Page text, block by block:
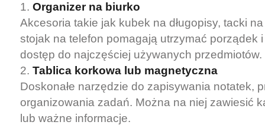
Organizer na biurko
Akcesoria takie jak kubek na długopisy, tacki
stojak na telefon pomagają utrzymać porządek i
dostęp do najczęściej używanych przedmiotów.
Tablica korkowa lub magnetyczna
Doskonałe narzędzie do zapisywania notatek,
organizowania zadań. Można na niej zawiesić
lub ważne informacje.